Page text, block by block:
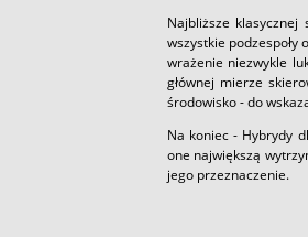
Najbliższe
wszystkie
wrażenie niezwykle
głównej mierze
środowisko - do
Na koniec - Hybrydy
one największą
jego przeznaczenie.